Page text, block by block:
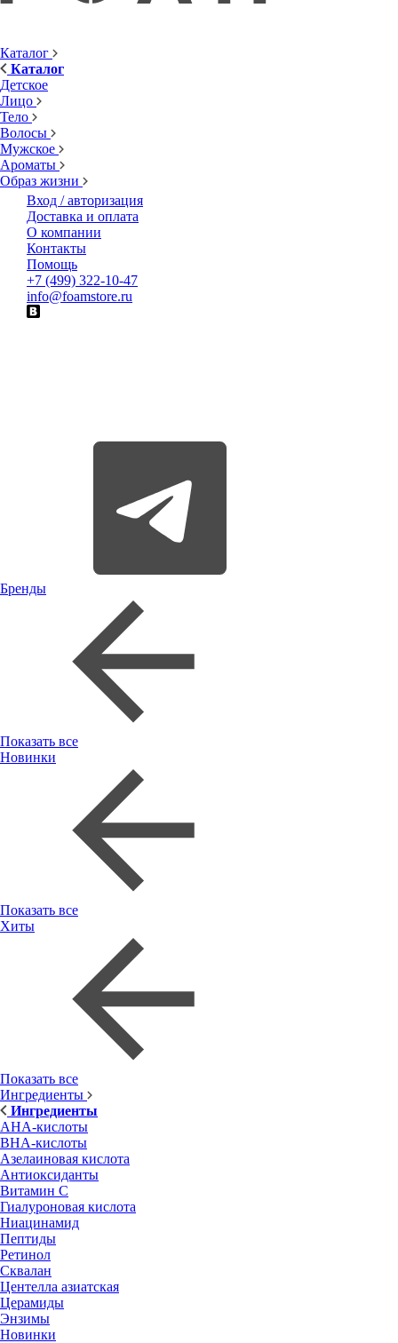
Каталог
Каталог
Детское
Лицо
Тело
Волосы
Мужское
Ароматы
Образ жизни
Вход / авторизация
Доставка и оплата
О компании
Контакты
Помощь
+7 (499) 322-10-47
info@foamstore.ru
Бренды
Показать все
Новинки
Показать все
Хиты
Показать все
Ингредиенты
Ингредиенты
AHA-кислоты
BHA-кислоты
Азелаиновая кислота
Антиоксиданты
Витамин С
Гиалуроновая кислота
Ниацинамид
Пептиды
Ретинол
Сквалан
Центелла азиатская
Церамиды
Энзимы
Новинки